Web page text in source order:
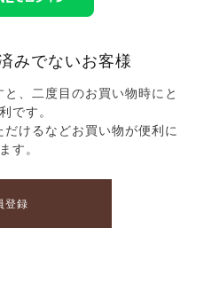
みでないお客様
、二度目のお買い物時にと
です。
けるなどお買い物が便利に
す。
登録